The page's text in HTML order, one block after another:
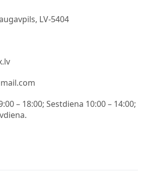
LV-5404
– 18:00; Sestdiena 10:00 – 14:00;